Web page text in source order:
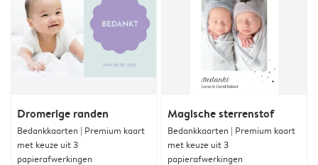
Dromerige randen
Bedankkaarten | Premium kaart
met keuze uit 3
papierafwerkingen
Magische sterrenstof
Bedankkaarten | Premium kaart
met keuze uit 3
papierafwerkingen